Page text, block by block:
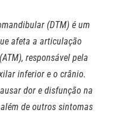
(DTM) é um
afeta a articulação
responsável pela
inferior e o crânio.
dor e disfunção na
de outros sintomas